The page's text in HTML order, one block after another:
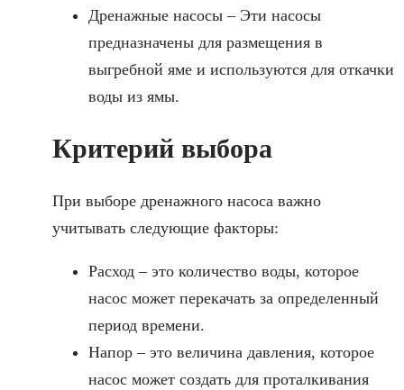
Дренажные насосы – Эти насосы
предназначены для размещения в
выгребной яме и используются для откачки
воды из ямы.
Критерий выбора
При выборе дренажного насоса важно
учитывать следующие факторы:
Расход – это количество воды, которое
насос может перекачать за определенный
период времени.
Напор – это величина давления, которое
насос может создать для проталкивания